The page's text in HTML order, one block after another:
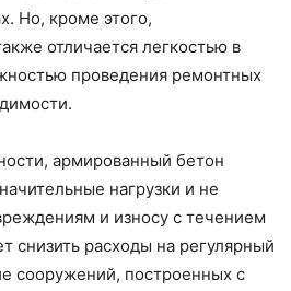
Но, кроме этого,
отличается легкостью в
проведения ремонтных
армированный бетон
нагрузки и не
и износу с течением
снизить расходы на регулярный
сооружений, построенных с